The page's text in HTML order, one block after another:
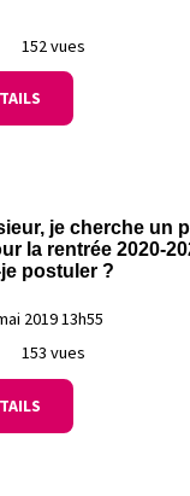
152 vues
je cherche un
la rentrée 2020-
postuler ?
2019 13h55
153 vues